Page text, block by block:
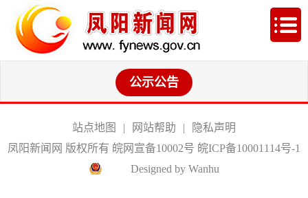
公示公告
站点地图 | 网站帮助 |
隐私声明
凤阳新闻网 版权所有 皖网宣备10002号 皖ICP备10001114号-1
Designed by Wanhu